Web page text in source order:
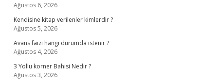
Ağustos 6, 2026
Kendisine kitap verilenler kimlerdir ?
Ağustos 5, 2026
Avans faizi hangi durumda istenir ?
Ağustos 4, 2026
3 Yollu korner Bahisi Nedir ?
Ağustos 3, 2026